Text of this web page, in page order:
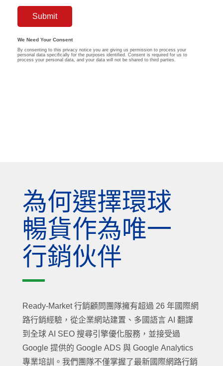
為何選擇環球
暢貨作為唯一
行銷伙伴
Ready-Market 行銷顧問團隊擁有超過 26 年國際網
路行銷經驗，從企業網站建置、多國語言 AI 翻譯
到全球 AI SEO 搜尋引擎優化服務，並接受過
Google 提供的 Google ADS 與 Google Analytics
專業培訓。我們團隊不僅掌握了最新國際網路行銷